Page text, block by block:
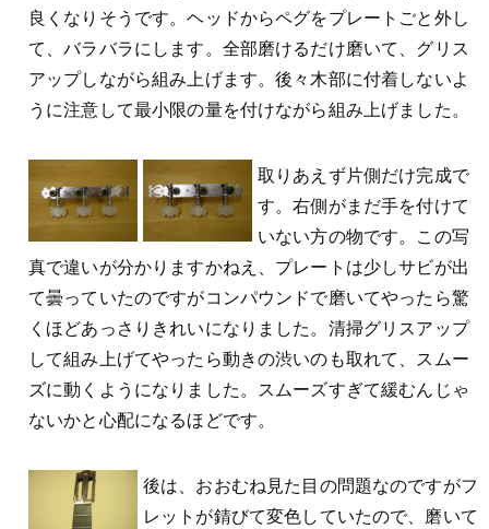
良くなりそうです。ヘッドからペグをプレートごと外し
て、バラバラにします。全部磨けるだけ磨いて、グリス
アップしながら組み上げます。後々木部に付着しないよ
うに注意して最小限の量を付けながら組み上げました。
取りあえず片側だけ完成で
す。右側がまだ手を付けて
いない方の物です。この写
真で違いが分かりますかねえ、プレートは少しサビが出
て曇っていたのですがコンパウンドで磨いてやったら驚
くほどあっさりきれいになりました。清掃グリスアップ
して組み上げてやったら動きの渋いのも取れて、スムー
ズに動くようになりました。スムーズすぎて緩むんじゃ
ないかと心配になるほどです。
後は、おおむね見た目の問題なのですがフ
レットが錆びて変色していたので、磨いて